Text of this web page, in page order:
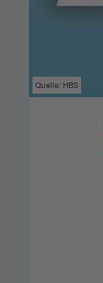
Quelle: HBS